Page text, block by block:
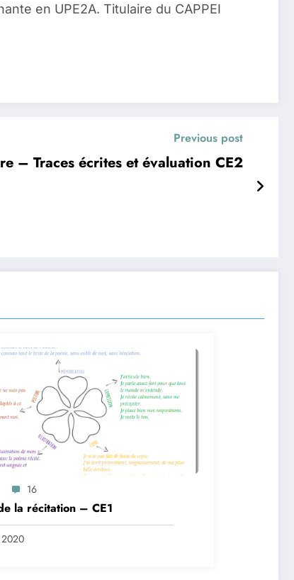
en UPE2A. Titulaire du CAPPEI
Previous post
– Traces écrites et évaluation CE2
16
la récitation – CE1
2020